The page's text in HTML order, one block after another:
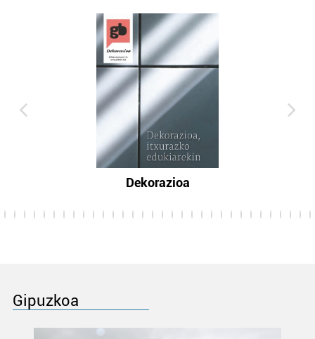
Dekorazioa
Gipuzkoa